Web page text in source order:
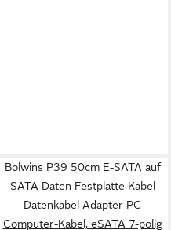
Bolwins P39 50cm E-SATA auf
SATA Daten Festplatte Kabel
Datenkabel Adapter PC
Computer-Kabel, eSATA 7-polig